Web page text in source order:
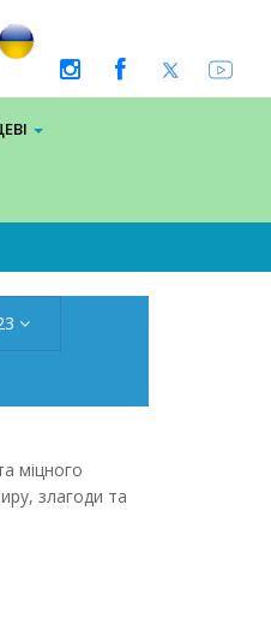
міцного
злагоди та